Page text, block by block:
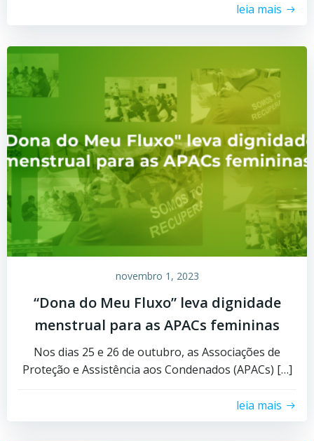
leia mais
novembro 1, 2023
“Dona do Meu Fluxo” leva dignidade
menstrual para as APACs femininas
Nos dias 25 e 26 de outubro, as Associações de
Proteção e Assistência aos Condenados (APACs) […]
leia mais